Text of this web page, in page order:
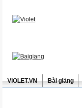
ViOLET.VN Bài giảng